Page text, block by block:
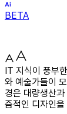
BETA
IT 지식이 풍부
와 예술가들이
경은 대량생산
즘적인 디자인